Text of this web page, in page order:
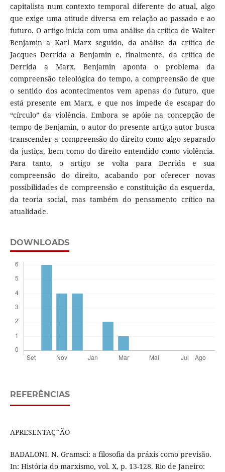
capitalista num contexto temporal diferente do atual, algo
que exige uma atitude diversa em relação ao passado e ao
futuro. O artigo inicia com uma análise da crítica de Walter
Benjamin a Karl Marx seguido, da análise da crítica de
Jacques Derrida a Benjamin e, finalmente, da crítica de
Derrida a Marx. Benjamin aponta o problema da
compreensão teleológica do tempo, a compreensão de que
o sentido dos acontecimentos vem apenas do futuro, que
está presente em Marx, e que nos impede de escapar do
“círculo” da violência. Embora se apóie na concepção de
tempo de Benjamin, o autor do presente artigo autor busca
transcender a compreensão do direito como algo separado
da justiça, bem como do direito entendido como violência.
Para tanto, o artigo se volta para Derrida e sua
compreensão do direito, acabando por oferecer novas
possibilidades de compreensão e constituição da esquerda,
da teoria social, mas também do pensamento crítico na
atualidade.
DOWNLOADS
REFERÊNCIAS
APRESENTAÇ˜ÃO
BADALONI. N. Gramsci: a filosofia da práxis como previsão.
In: História do marxismo, vol. X, p. 13-128. Rio de Janeiro: